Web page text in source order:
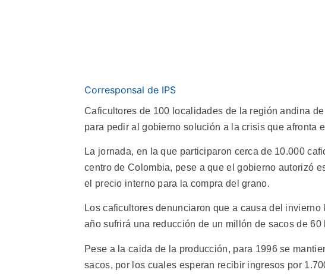
Corresponsal de IPS
Caficultores de 100 localidades de la región andina
para pedir al gobierno solución a la crisis que afronta
La jornada, en la que participaron cerca de 10.000
centro de Colombia, pese a que el gobierno autorizó
el precio interno para la compra del grano.
Los caficultores denunciaron que a causa del
año sufrirá una reducción de un millón de sacos de 60
Pese a la caida de la producción, para 1996 se
sacos, por los cuales esperan recibir ingresos por